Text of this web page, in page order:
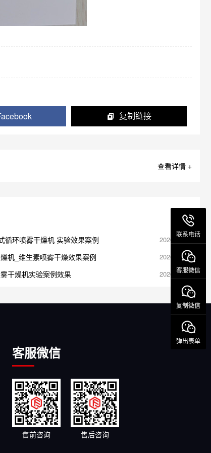
复制链接
查看详情 +
循环喷雾干燥机 实验效果案例 2026-06-09
机_维生素喷雾干燥效果案例 2026-06-09
干燥机实验案例效果 2026-06-09
客服微信
售前咨询 售后咨询
联系电话
客服微信
复制微信
弹出表单